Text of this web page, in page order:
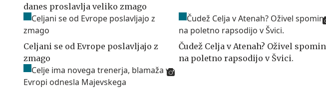
danes proslavlja veliko zmago
Celjani se od Evrope poslavljajo z
zmago
Čudež Celja v Atenah? Oživel spomin
na poletno rapsodijo v Švici.